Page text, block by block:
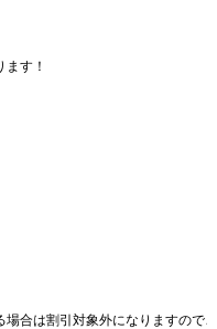
す！
場合は割引対象外になりますので